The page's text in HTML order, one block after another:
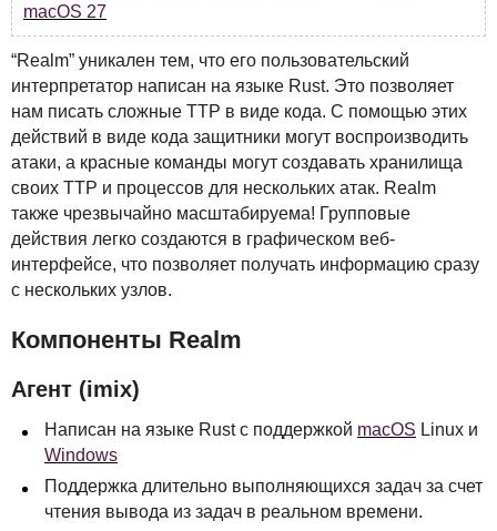
macOS 27
“Realm” уникален тем, что его пользовательский
интерпретатор написан на языке Rust. Это позволяет
нам писать сложные TTP в виде кода. С помощью этих
действий в виде кода защитники могут воспроизводить
атаки, а красные команды могут создавать хранилища
своих TTP и процессов для нескольких атак. Realm
также чрезвычайно масштабируема! Групповые
действия легко создаются в графическом веб-
интерфейсе, что позволяет получать информацию сразу
с нескольких узлов.
Компоненты Realm
Агент (imix)
Написан на языке Rust с поддержкой macOS Linux и
Windows
Поддержка длительно выполняющихся задач за счет
чтения вывода из задач в реальном времени.